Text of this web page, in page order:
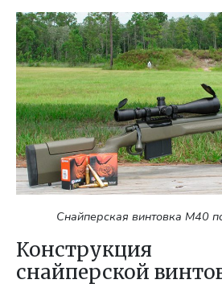
Снайперская винтовка M40
Конструкция
снайперской